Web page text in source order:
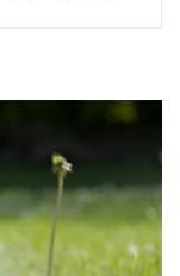
اگر یک روز صبح